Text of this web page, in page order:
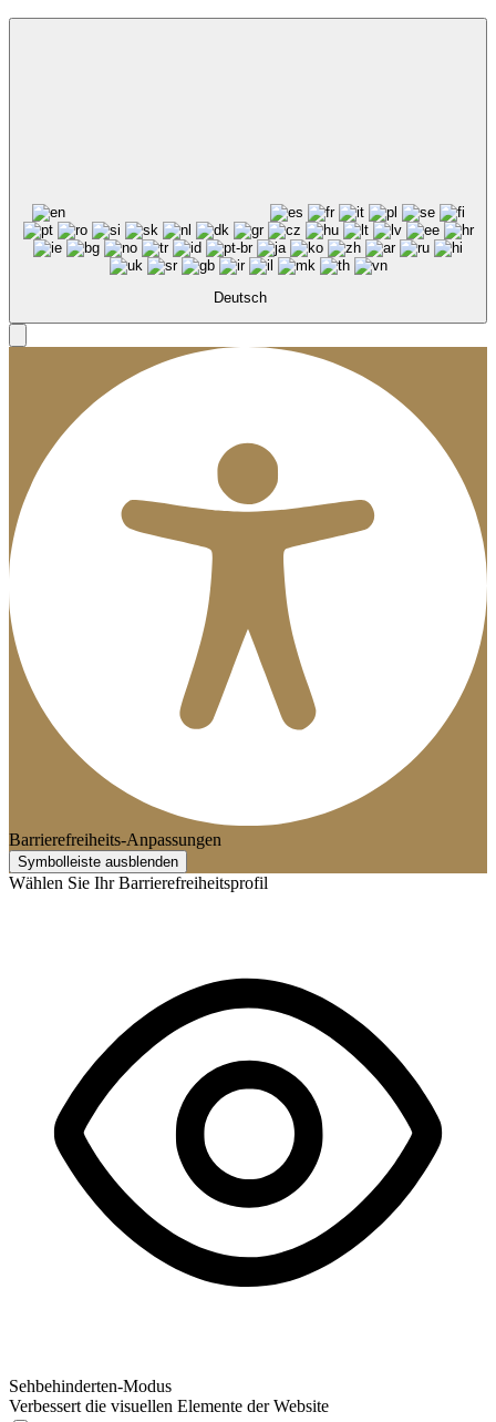
Deutsch
Barrierefreiheits-Anpassungen
Symbolleiste ausblenden
Wählen Sie Ihr Barrierefreiheitsprofil
Sehbehinderten-Modus
Verbessert die visuellen Elemente der Website